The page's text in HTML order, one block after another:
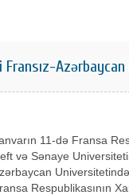
11-də Fransa
və Sənaye
Respublikasının